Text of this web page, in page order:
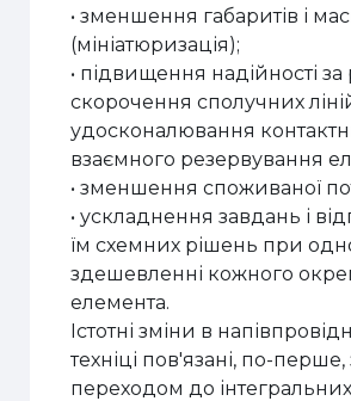
• зменшення габаритів і
(мініатюризація);
• підвищення надійності за
скорочення сполучних
удосконалювання
взаємного резервування
• зменшення споживаної
• ускладнення завдань і
їм схемних рішень при
здешевленні кожного
елемента.
Істотні зміни в
техніці пов'язані, по-перше,
переходом до